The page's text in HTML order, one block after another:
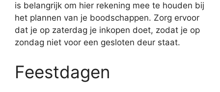
is belangrijk om hier rekening mee te houden bij
het plannen van je boodschappen. Zorg ervoor
dat je op zaterdag je inkopen doet, zodat je op
zondag niet voor een gesloten deur staat.
Feestdagen